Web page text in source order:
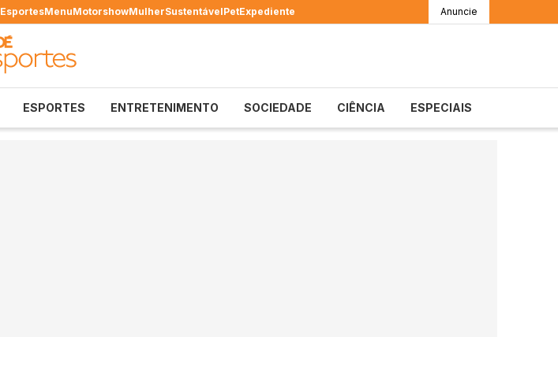
EsportesMenuMotorshowMulherSustentávelPetExpediente Anuncie
ESPORTES ENTRETENIMENTO SOCIEDADE CIÊNCIA ESPECIAIS